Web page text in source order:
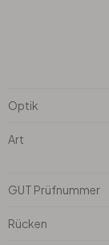
Optik
Art
GUT Prüfnummer
Rücken